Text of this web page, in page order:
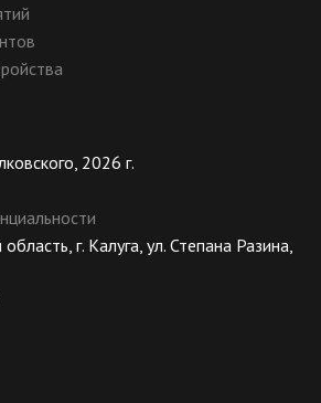
2026 г.
г. Калуга, ул. Степана Разина,